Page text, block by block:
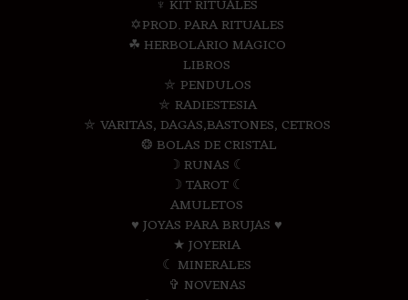
♆ KIT RITUALES
✡PROD. PARA RITUALES
☘ HERBOLARIO MAGICO
LIBROS
⛤ PENDULOS
⛤ RADIESTESIA
⛤ VARITAS, DAGAS,BASTONES, CETROS
❂ BOLAS DE CRISTAL
☽ RUNAS ☾
☽ TAROT ☾
AMULETOS
♥ JOYAS PARA BRUJAS ♥
★ JOYERIA
☾ MINERALES
✞ NOVENAS